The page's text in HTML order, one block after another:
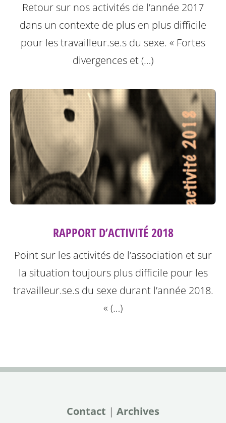
Retour sur nos activités de l’année 2017
dans un contexte de plus en plus difficile
pour les travailleur.se.s du sexe. « Fortes
divergences et (…)
RAPPORT D’ACTIVITÉ 2018
Point sur les activités de l’association et sur
la situation toujours plus difficile pour les
travailleur.se.s du sexe durant l’année 2018.
« (…)
Contact | Archives